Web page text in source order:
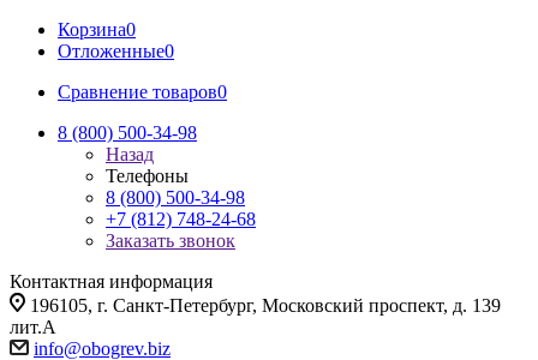
Корзина0
Отложенные0
Сравнение товаров0
8 (800) 500-34-98
Назад
Телефоны
8 (800) 500-34-98
+7 (812) 748-24-68
Заказать звонок
Контактная информация
196105, г. Санкт-Петербург, Московский проспект, д. 139
лит.А
info@obogrev.biz